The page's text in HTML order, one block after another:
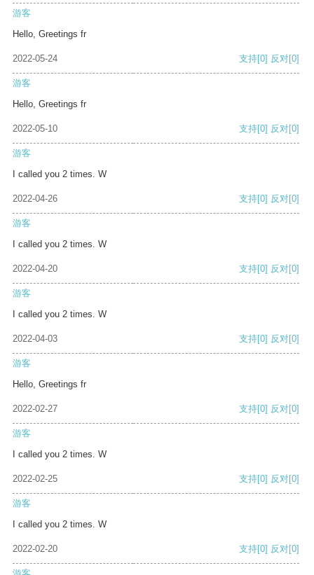
游客
Hello, Greetings fr
2022-05-24 支持[0] 反对[0]
游客
Hello, Greetings fr
2022-05-10 支持[0] 反对[0]
游客
I called you 2 times. W
2022-04-26 支持[0] 反对[0]
游客
I called you 2 times. W
2022-04-20 支持[0] 反对[0]
游客
I called you 2 times. W
2022-04-03 支持[0] 反对[0]
游客
Hello, Greetings fr
2022-02-27 支持[0] 反对[0]
游客
I called you 2 times. W
2022-02-25 支持[0] 反对[0]
游客
I called you 2 times. W
2022-02-20 支持[0] 反对[0]